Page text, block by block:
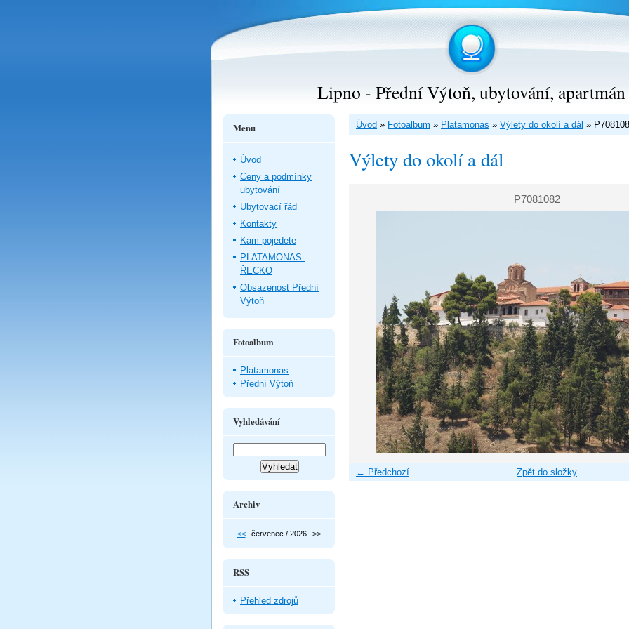
Lipno - Přední Výtoň, ubytování, apartmán
Úvod » Fotoalbum » Platamonas » Výlety do okolí a dál »
Výlety do okolí a dál
P7081082
← Předchozí Zpět do složky
Menu
Úvod
Ceny a podmínky
ubytování
Ubytovací řád
Kontakty
Kam pojedete
PLATAMONAS-
ŘECKO
Obsazenost Přední
Výtoň
Fotoalbum
Platamonas
Přední Výtoň
Vyhledávání
Archiv
<< červenec / 2026 >>
RSS
Přehled zdrojů